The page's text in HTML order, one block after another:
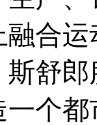
合
舒
个